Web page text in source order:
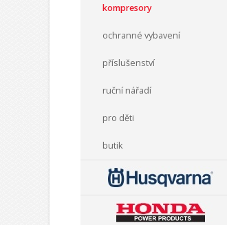
kompresory
ochranné vybavení
příslušenství
ruční nářadí
pro děti
butik